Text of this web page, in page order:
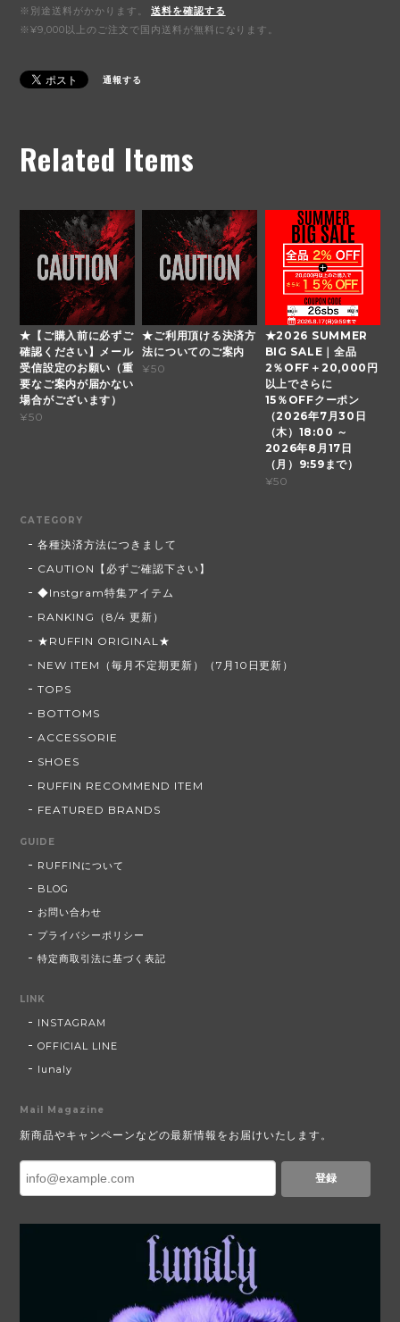
※別途送料がかかります。
送料を確認する
※¥9,000以上のご注文で国内送料が無料になります。
通報する
Related Items
★【ご購入前に必ずご
確認ください】メール
受信設定のお願い（重
要なご案内が届かない
場合がございます）
¥50
★ご利用頂ける決済方
法についてのご案内
¥50
★2026 SUMMER
BIG SALE｜全品
2％OFF＋20,000円
以上でさらに
15％OFFクーポン
（2026年7月30日
（木）18:00 ～
2026年8月17日
（月）9:59まで）
¥50
CATEGORY
各種決済方法につきまして
CAUTION【必ずご確認下さい】
◆Instgram特集アイテム
RANKING（8/4 更新）
★RUFFIN ORIGINAL★
NEW ITEM（毎月不定期更新）（7月10日更新）
TOPS
BOTTOMS
ACCESSORIE
SHOES
RUFFIN RECOMMEND ITEM
FEATURED BRANDS
GUIDE
RUFFINについて
BLOG
お問い合わせ
プライバシーポリシー
特定商取引法に基づく表記
LINK
INSTAGRAM
OFFICIAL LINE
lunaly
Mail Magazine
新商品やキャンペーンなどの最新情報をお届けいたします。
登録